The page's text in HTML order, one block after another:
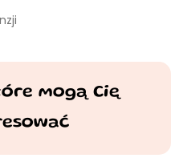
mogą Cię